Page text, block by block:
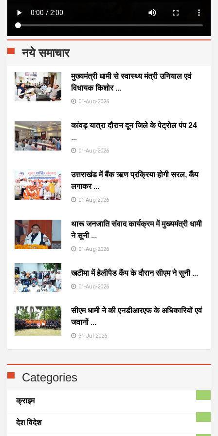
नये समाचार
मुख्यमंत्री धामी से स्वास्थ्य मंत्री उनियाल एवं
विधायक किशोर ...
01-Aug-2026
कांवड़ यात्रा दौरान दून जिले के पेट्रोल पंप 24
...
01-Aug-2026
उत्तराखंड में बैंक ऋण प्रक्रिया होगी सरल, कैंप
लगाकर ...
01-Aug-2026
थारू जनजाति संवाद कार्यक्रम में मुख्यमंत्री धामी
ने सुनी ...
01-Aug-2026
खटीमा में हेलीपैड कैंप के दौरान सीएम ने सुनी ...
01-Aug-2026
सीएम धामी ने की एनडीआरएफ के अधिकारियों एवं
जवानों ...
31-Jul-2026
Categories
क्राइम
देश विदेश